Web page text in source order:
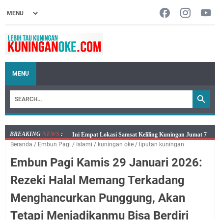
MENU
BREAKING NEWS :
Jumat 7 Agustus 2026 Mobil SIM Keliling Ada di
Kecamatan Sindangagung
Embun Pagi Jumat 8 Agustus 2026: Jika Keberkahan
Kelaparan Meskipun Memiliki Sekarung Penuh Uang
Salat Lima Waktu itu Bukan Cuma Kewajiban, Tapi
Beranda / ‌Embun Pagi / Islami / kuningan oke / liputan kuningan
Embun Pagi Kamis 29 Januari 2026:
Rezeki Halal Memang Terkadang
Menghancurkan Punggung, Akan
Tetapi Menjadikanmu Bisa Berdiri